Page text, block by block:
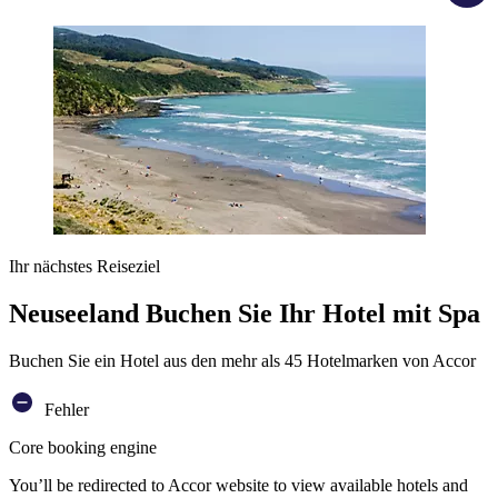
Ihr nächstes Reiseziel
Neuseeland Buchen Sie Ihr Hotel mit Spa
Buchen Sie ein Hotel aus den mehr als 45 Hotelmarken von Accor
Fehler
Core booking engine
You’ll be redirected to Accor website to view available hotels and